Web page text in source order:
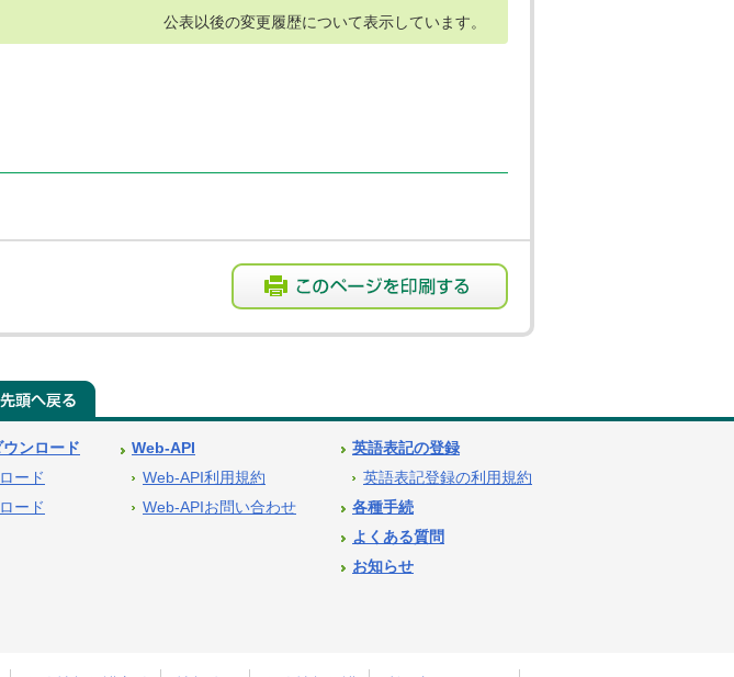
公表以後の変更履歴について表示しています。
ンロード
ード
ード
Web-API
Web-API利用規約
Web-APIお問い合わせ
英語表記の登録
英語表記登録の利用規約
各種手続
よくある質問
お知らせ